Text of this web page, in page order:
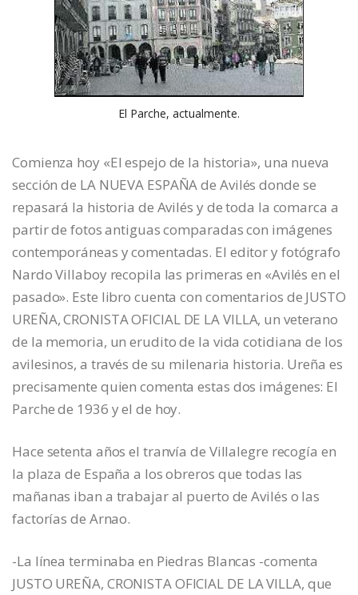
El Parche, actualmente.
Comienza hoy «El espejo de la historia», una nueva
sección de LA NUEVA ESPAÑA de Avilés donde se
repasará la historia de Avilés y de toda la comarca a
partir de fotos antiguas comparadas con imágenes
contemporáneas y comentadas. El editor y fotógrafo
Nardo Villaboy recopila las primeras en «Avilés en el
pasado». Este libro cuenta con comentarios de JUSTO
UREÑA, CRONISTA OFICIAL DE LA VILLA, un veterano
de la memoria, un erudito de la vida cotidiana de los
avilesinos, a través de su milenaria historia. Ureña es
precisamente quien comenta estas dos imágenes: El
Parche de 1936 y el de hoy.
Hace setenta años el tranvía de Villalegre recogía en
la plaza de España a los obreros que todas las
mañanas iban a trabajar al puerto de Avilés o las
factorías de Arnao.
-La línea terminaba en Piedras Blancas -comenta
JUSTO UREÑA, CRONISTA OFICIAL DE LA VILLA, que